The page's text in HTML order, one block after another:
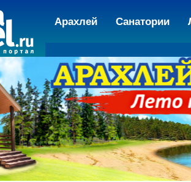
Арахлей Санатории